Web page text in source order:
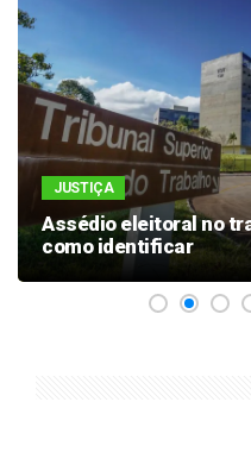
JUSTIÇA
Assédio eleitoral no
como identificar